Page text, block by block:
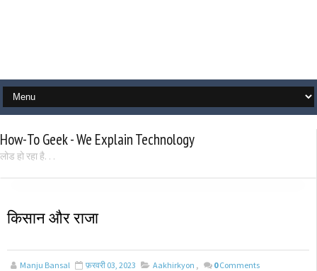
How-To Geek - We Explain Technology
लोड हो रहा है. . .
किसान और राजा
Manju Bansal फ़रवरी 03, 2023 Aakhirkyon , 0 Comments